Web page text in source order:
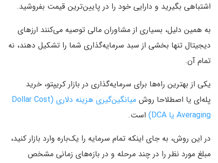
اشتباهی بگیرید و دارایی خود را در پایین‌ترین قیمت بفروشید.
به همین دلیل، بسیاری از مشاوران مالی توصیه می‌کنند ارزهای
دیجیتال تنها بخشی از سبد سرمایه‌گذاری شما را تشکیل دهند، نه
تمام آن.
یکی از بهترین راه‌ها برای سرمایه‌گذاری در بازار کریپتو، خرید
پله‌ای یا اصطلاحا روش
میانگین‌گیری هزینه دلاری (Dollar Cost
Averaging یا DCA)
است.
در این روش، به جای اینکه تمام سرمایه را یک‌باره وارد بازار کنید،
مبلغ مورد نظر را در چند مرحله و در بازه‌های زمانی مشخص